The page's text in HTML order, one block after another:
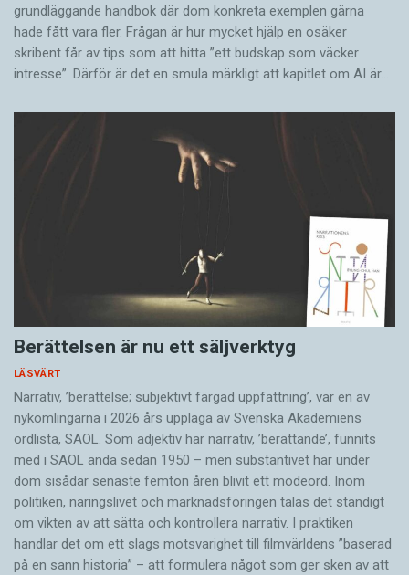
grundläggande handbok där dom konkreta exemplen gärna
hade fått vara fler. Frågan är hur mycket hjälp en osäker
skribent får av tips som att hitta ”ett budskap som väcker
intresse”. Därför är det en smula märkligt att kapitlet om AI är…
Berättelsen är nu ett säljverktyg
LÄSVÄRT
Narrativ, ’berättelse; subjektivt färgad uppfattning’, var en av
nykomlingarna i 2026 års upplaga av Svenska Akademiens
ordlista, SAOL. Som adjektiv har narrativ, ’berättande’, funnits
med i SAOL ända sedan 1950 – men substantivet har under
dom sisådär senaste femton åren blivit ett modeord. Inom
politiken, näringslivet och marknadsföringen talas det ständigt
om vikten av att sätta och kontrollera narrativ. I praktiken
handlar det om ett slags motsvarighet till filmvärldens ”baserad
på en sann historia” – att formulera något som ger sken av att